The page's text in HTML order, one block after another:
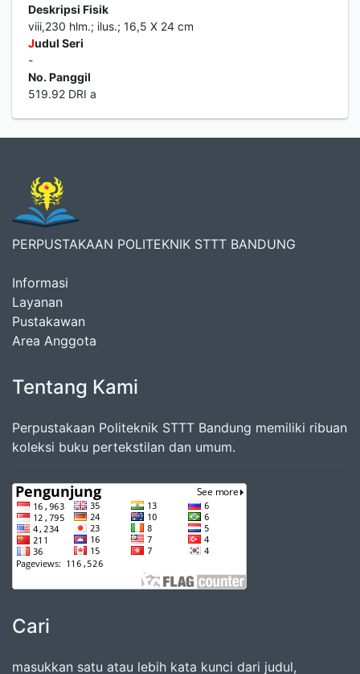
Deskripsi Fisik
viii,230 hlm.; ilus.; 16,5 X 24 cm
Judul Seri
-
No. Panggil
519.92 DRI a
PERPUSTAKAAN POLITEKNIK STTT BANDUNG
Informasi
Layanan
Pustakawan
Area Anggota
Tentang Kami
Perpustakaan Politeknik STTT Bandung memiliki ribuan
koleksi buku pertekstilan dan umum.
Cari
masukkan satu atau lebih kata kunci dari judul,